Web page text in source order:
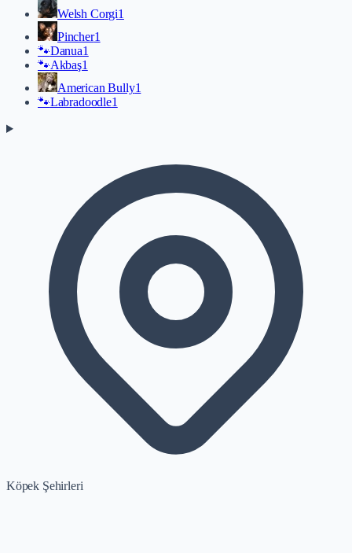
Welsh Corgi1
Pincher1
🐾Danua1
🐾Akbaş1
American Bully1
🐾Labradoodle1
Köpek Şehirleri